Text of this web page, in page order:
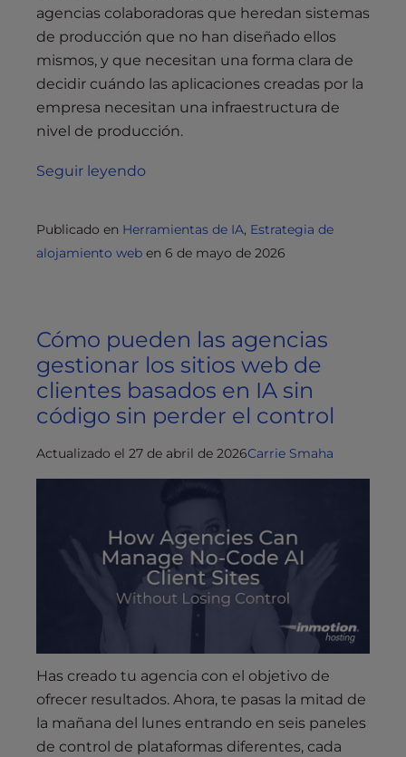
agencias colaboradoras que heredan sistemas
de producción que no han diseñado ellos
mismos, y que necesitan una forma clara de
decidir cuándo las aplicaciones creadas por la
empresa necesitan una infraestructura de
nivel de producción.
Seguir leyendo
Publicado en Herramientas de IA, Estrategia de
alojamiento web en 6 de mayo de 2026
Cómo pueden las agencias
gestionar los sitios web de
clientes basados en IA sin
código sin perder el control
Actualizado el 27 de abril de 2026Carrie Smaha
Has creado tu agencia con el objetivo de
ofrecer resultados. Ahora, te pasas la mitad de
la mañana del lunes entrando en seis paneles
de control de plataformas diferentes, cada